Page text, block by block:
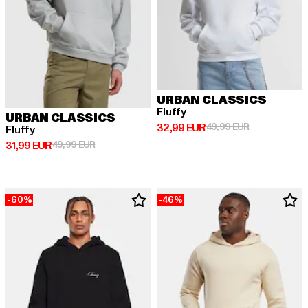
URBAN CLASSICS
Fluffy
31,99 EUR
Derzeitiger Preis: 31,99 EUR
49,99 EURAktionspreis: 49,99 EUR
URBAN CLASSICS
Fluffy
32,99 EUR
Derzeitiger Preis: 32,99 EUR
49,99 EURAktionspreis:
-60% -46%